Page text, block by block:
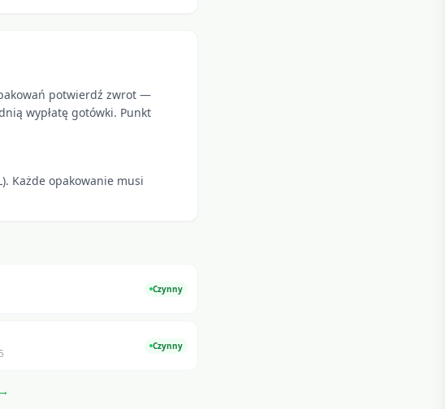
potwierdź zwrot —
wypłatę gotówki. Punkt
Każde opakowanie musi
Czynny
Czynny
→